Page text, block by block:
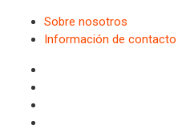
Sobre nosotros
Información de contacto